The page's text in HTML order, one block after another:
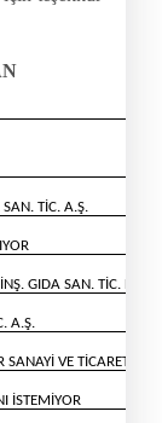
SAN. TİC. A.Ş.
GIDA SAN. TİC. LTD.
A.Ş.
SANAYİ VE TİCARET A.Ş.
İSTEMİYOR